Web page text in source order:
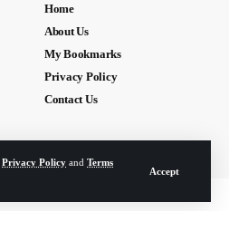
Privacy Policy and Terms
Accept
Home
About Us
My Bookmarks
Privacy Policy
Contact Us